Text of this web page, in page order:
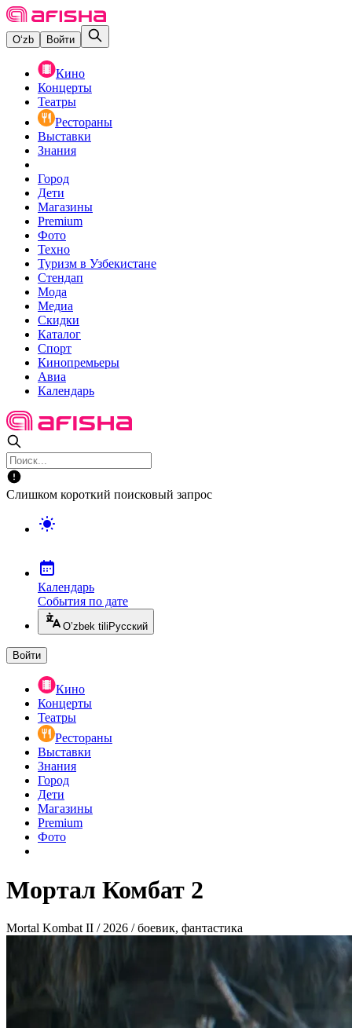
O‘zb Войти
Кино
Концерты
Театры
Рестораны
Выставки
Знания
Город
Дети
Магазины
Premium
Фото
Техно
Туризм в Узбекистане
Стендап
Мода
Медиа
Скидки
Каталог
Спорт
Кинопремьеры
Авиа
Календарь
Слишком короткий поисковый запрос
Календарь
События по дате
O’zbek tili Русский
Войти
Кино
Концерты
Театры
Рестораны
Выставки
Знания
Город
Дети
Магазины
Premium
Фото
Мортал Комбат 2
Mortal Kombat II / 2026 / боевик, фантастика